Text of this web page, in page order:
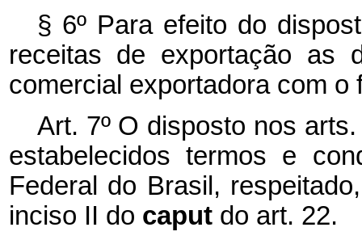
§ 6º Para efeito do
receitas de exportação as
comercial exportadora com
Art. 7º O disposto nos
estabelecidos termos e
Federal do Brasil,
inciso II do caput do art. 22.